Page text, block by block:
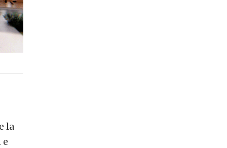
la
e